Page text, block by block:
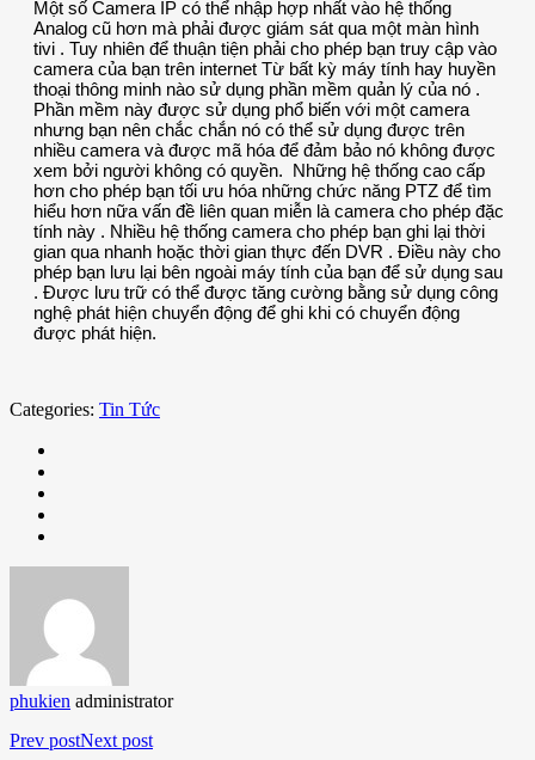
Một số Camera IP có thể nhập hợp nhất vào hệ thống
Analog cũ hơn mà phải được giám sát qua một màn hình
tivi . Tuy nhiên để thuận tiện phải cho phép bạn truy cập vào
camera của bạn trên internet Từ bất kỳ máy tính hay huyền
thoại thông minh nào sử dụng phần mềm quản lý của nó .
Phần mềm này được sử dụng phổ biến với một camera
nhưng bạn nên chắc chắn nó có thể sử dụng được trên
nhiều camera và được mã hóa để đảm bảo nó không được
xem bởi người không có quyền. Những hệ thống cao cấp
hơn cho phép bạn tối ưu hóa những chức năng PTZ để tìm
hiểu hơn nữa vấn đề liên quan miễn là camera cho phép đặc
tính này . Nhiều hệ thống camera cho phép bạn ghi lại thời
gian qua nhanh hoặc thời gian thực đến DVR . Điều này cho
phép bạn lưu lại bên ngoài máy tính của bạn để sử dụng sau
. Được lưu trữ có thể được tăng cường bằng sử dụng công
nghệ phát hiện chuyển động để ghi khi có chuyển động
được phát hiện.
Categories: Tin Tức
phukien administrator
Prev postNext post